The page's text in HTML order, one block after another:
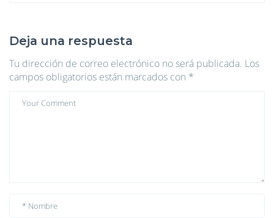
Deja una respuesta
Tu dirección de correo electrónico no será publicada. Los
campos obligatorios están marcados con *